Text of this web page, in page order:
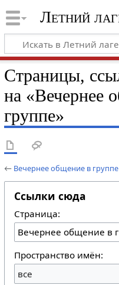
Летний
Страницы,
на «Вечернее
группе»
← Вечернее общение в группе
Ссылки сюда
Страница:
Пространство имён:
все